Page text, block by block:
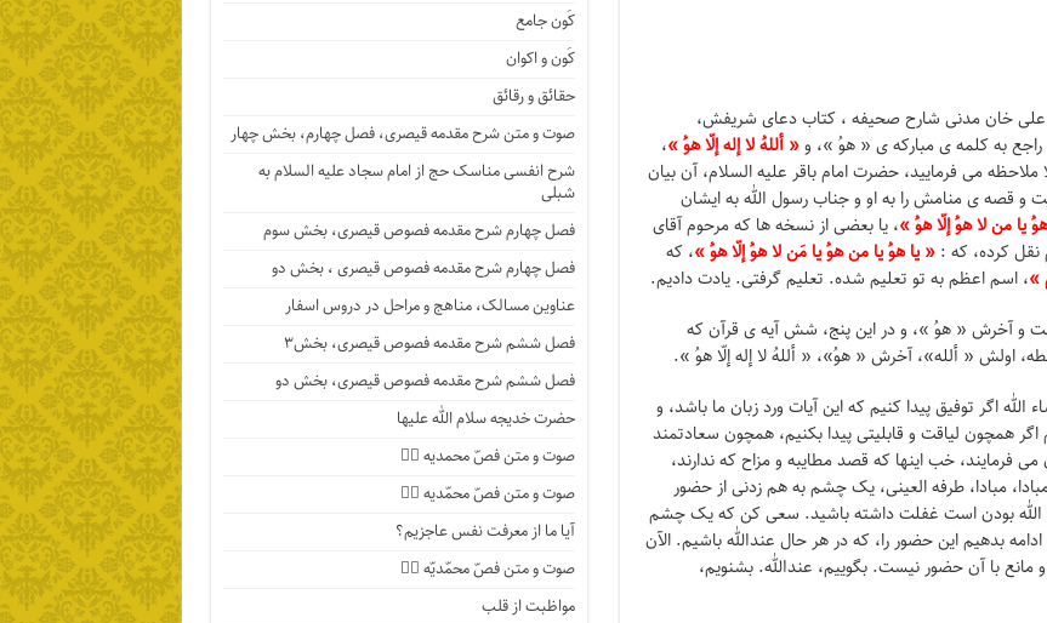
خان مدنی شارح صحیفه ، کتاب دعای شریفش،
به کلمه ی مبارکه ی « هوُ »، و« أللهُ لا إله إلّا هوُ »،
می فرمایید، حضرت امام باقر علیه السلام، آن بیان
و قصه ی منامش را به او و جناب رسول الله به ایشان
یا من لا هوُ إلّا هوُ »، یا بعضی از نسخه ها که مرحوم آقای
نقل کرده، که :« یا هوُ یا من هوُ یا مَن لا هوُ إلّا هوُ »، که
»، اسم اعظم به تو تعلیم شده. تعلیم گرفتی. یادت دادیم.
و آخرش « هوُ »، و در این پنج، شش آیه ی قرآن که
اولش « ألله»، آخرش « هوُ»، « أللهُ لا إله إلّا هوُ ».
الله اگر توفیق پیدا کنیم که این آیات ورد زبان ما باشد، و
همچون لیاقت و قابلیتی پیدا بکنیم، همچون سعادتمند
فرمایند، خب اینها که قصد مطایبه و مزاح که ندارند،
مبادا، طرفه العینی، یک چشم به هم زدنی از حضور
الله بودن است غفلت داشته باشید. سعی کن که یک چشم
بدهیم این حضور را، که در هر حال عندالله باشیم. الآن
با آن حضور نیست. بگوییم، عندالله. بشنویم،
کَون جامع
کَون و اکوان
حقائق و رقائق
صوت و متن شرح مقدمه قیصری، فصل چهارم، بخش چهار
شرح انفسی مناسک حج از امام سجاد علیه السلام به
شبلی
فصل چهارم شرح مقدمه فصوص قیصری، بخش سوم
فصل چهارم شرح مقدمه فصوص قیصری ، بخش دو
عناوین مسالک، مناهج و مراحل در دروس اسفار
فصل ششم شرح مقدمه فصوص قیصری، بخش۳
فصل ششم شرح مقدمه فصوص قیصری، بخش دو
حضرت خدیجه سلام الله علیها
صوت و متن فصّ محمدیه ۴️⃣
صوت و متن فصّ محمّدیه ۳️⃣
آیا ما از معرفت نفس عاجزیم؟
صوت و متن فصّ محمّدیّه ۲️⃣
مواظبت از قلب